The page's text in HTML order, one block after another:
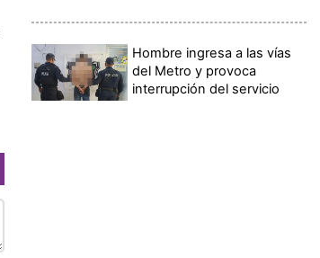
Hombre ingresa a las vías
del Metro y provoca
interrupción del servicio